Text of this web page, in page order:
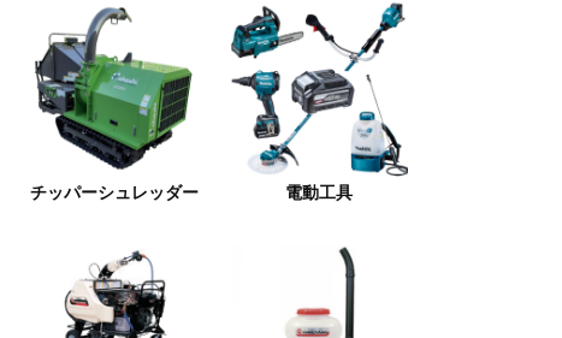
チッパーシュレッダー 電動工具